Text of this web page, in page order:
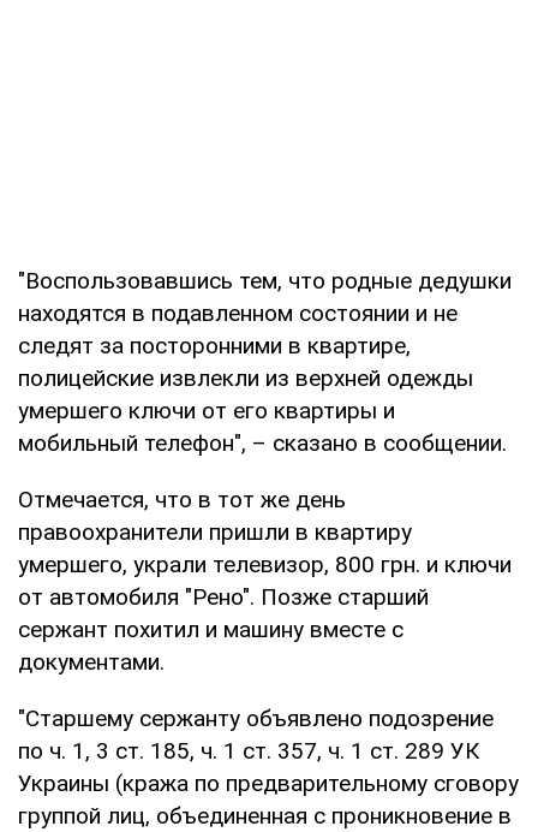
"Воспользовавшись тем, что родные дедушки
находятся в подавленном состоянии и не
следят за посторонними в квартире,
полицейские извлекли из верхней одежды
умершего ключи от его квартиры и
мобильный телефон", – сказано в сообщении.
Отмечается, что в тот же день
правоохранители пришли в квартиру
умершего, украли телевизор, 800 грн. и ключи
от автомобиля "Рено". Позже старший
сержант похитил и машину вместе с
документами.
"Старшему сержанту объявлено подозрение
по ч. 1, 3 ст. 185, ч. 1 ст. 357, ч. 1 ст. 289 УК
Украины (кража по предварительному сговору
группой лиц, объединенная с проникновение в